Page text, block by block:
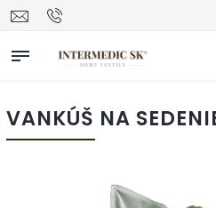
VANKÚŠ NA